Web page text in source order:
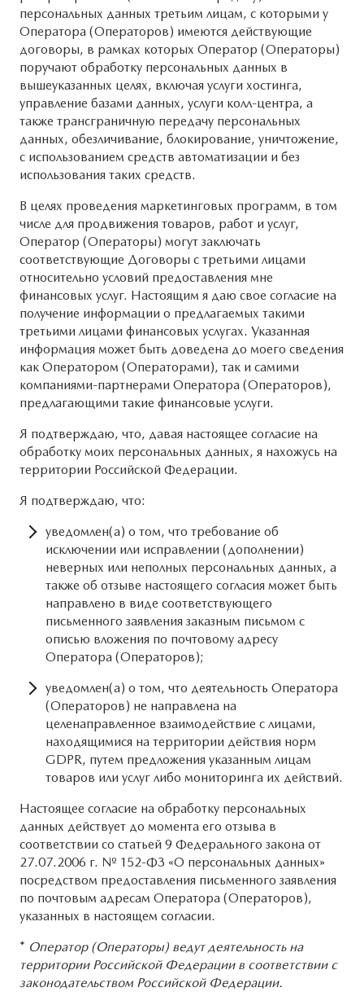
персональных данных третьим лицам, с которыми у
Оператора (Операторов) имеются действующие
договоры, в рамках которых Оператор (Операторы)
поручают обработку персональных данных в
вышеуказанных целях, включая услуги хостинга,
управление базами данных, услуги колл-центра, а
также трансграничную передачу персональных
данных, обезличивание, блокирование, уничтожение,
с использованием средств автоматизации и без
использования таких средств.
В целях проведения маркетинговых программ, в том
числе для продвижения товаров, работ и услуг,
Оператор (Операторы) могут заключать
соответствующие Договоры с третьими лицами
относительно условий предоставления мне
финансовых услуг. Настоящим я даю свое согласие на
получение информации о предлагаемых такими
третьими лицами финансовых услугах. Указанная
информация может быть доведена до моего сведения
как Оператором (Операторами), так и самими
компаниями-партнерами Оператора (Операторов),
предлагающими такие финансовые услуги.
Я подтверждаю, что, давая настоящее согласие на
обработку моих персональных данных, я нахожусь на
территории Российской Федерации.
Я подтверждаю, что:
уведомлен(а) о том, что требование об
исключении или исправлении (дополнении)
неверных или неполных персональных данных, а
также об отзыве настоящего согласия может быть
направлено в виде соответствующего
письменного заявления заказным письмом с
описью вложения по почтовому адресу
Оператора (Операторов);
уведомлен(а) о том, что деятельность Оператора
(Операторов) не направлена на
целенаправленное взаимодействие с лицами,
находящимися на территории действия норм
GDPR, путем предложения указанным лицам
товаров или услуг либо мониторинга их действий.
Настоящее согласие на обработку персональных
данных действует до момента его отзыва в
соответствии со статьей 9 Федерального закона от
27.07.2006 г. № 152-ФЗ «О персональных данных»
посредством предоставления письменного заявления
по почтовым адресам Оператора (Операторов),
указанных в настоящем согласии.
* Оператор (Операторы) ведут деятельность на
территории Российской Федерации в соответствии с
законодательством Российской Федерации.